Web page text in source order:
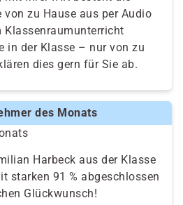
von zu Hause aus per Audio
Klassenraumunterricht
in der Klasse – nur von zu
dies gern für Sie ab.
des Monats
Harbeck aus der Klasse
starken 91 % abgeschlossen
Glückwunsch!